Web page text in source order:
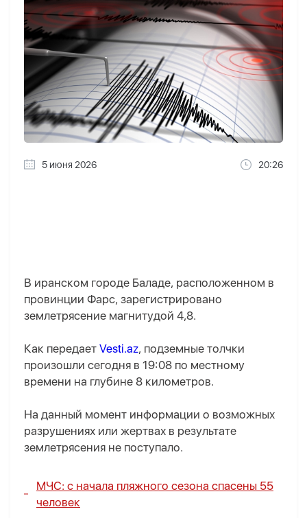
5 июня 2026 20:26
В иранском городе Баладе, расположенном в
провинции Фарс, зарегистрировано
землетрясение магнитудой 4,8.
Как передает Vesti.az, подземные толчки
произошли сегодня в 19:08 по местному
времени на глубине 8 километров.
На данный момент информации о возможных
разрушениях или жертвах в результате
землетрясения не поступало.
МЧС: с начала пляжного сезона спасены 55
человек